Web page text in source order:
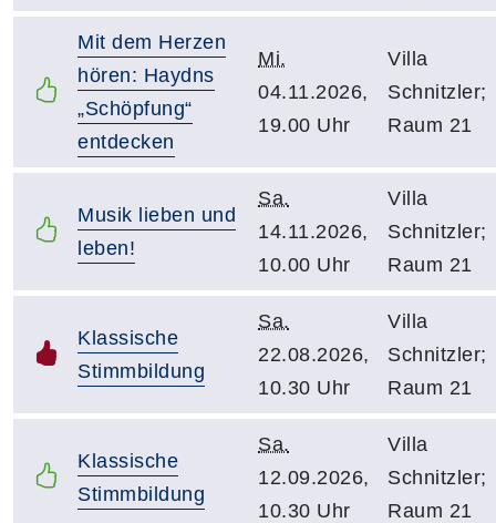
Mit dem Herzen
hören: Haydns
„Schöpfung“
entdecken
Mi.
04.11.2026,
19.00 Uhr
Villa
Schnitzler;
Raum 21
Musik lieben und
leben!
Sa.
14.11.2026,
10.00 Uhr
Villa
Schnitzler;
Raum 21
Klassische
Stimmbildung
Sa.
22.08.2026,
10.30 Uhr
Villa
Schnitzler;
Raum 21
Klassische
Stimmbildung
Sa.
12.09.2026,
10.30 Uhr
Villa
Schnitzler;
Raum 21